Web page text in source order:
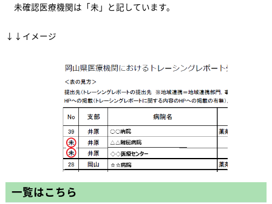
未確認医療機関は「未」と記しています。
↓↓イメージ
一覧はこちら